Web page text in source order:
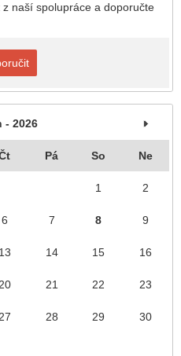
naší spolupráce a doporučte
- 2026
Pá So Ne
1 2
6 7 8 9
13 14 15 16
20 21 22 23
27 28 29 30